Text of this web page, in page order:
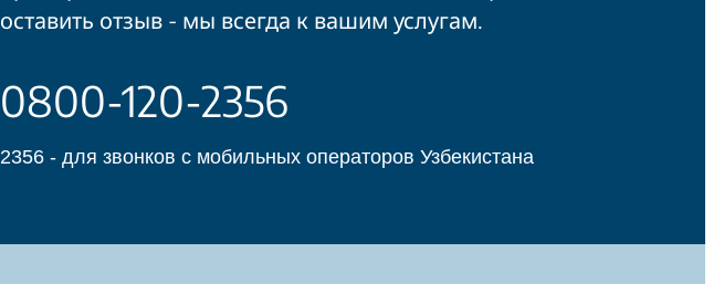
оставить отзыв - мы всегда к вашим услугам.
0800-120-2356
2356 - для звонков с мобильных операторов Узбекистана